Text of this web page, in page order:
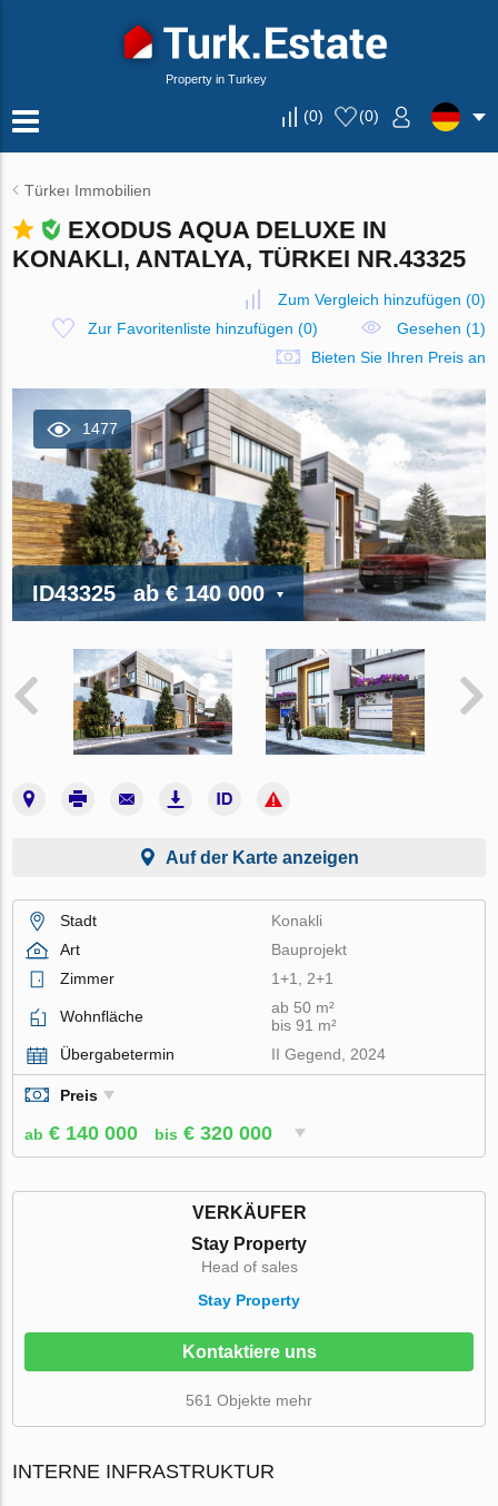
Property in Turkey
(0) (0)
Türkeı Immobilien
EXODUS AQUA DELUXE IN
KONAKLI, ANTALYA, TÜRKEI NR.43325
Zum Vergleich hinzufügen (0)
Zur Favoritenliste hinzufügen (0)
Gesehen (1)
Bieten Sie Ihren Preis an
1477
ID43325 ab€ 140 000
Auf der Karte anzeigen
Stadt
Konakli
Art
Bauprojekt
Zimmer
1+1, 2+1
Wohnfläche
ab 50 m²
bis 91 m²
Übergabetermin
II Gegend, 2024
Preis
ab € 140 000 bis € 320 000
VERKÄUFER
Stay Property
Head of sales
Stay Property
Kontaktiere uns
561 Objekte mehr
INTERNE INFRASTRUKTUR